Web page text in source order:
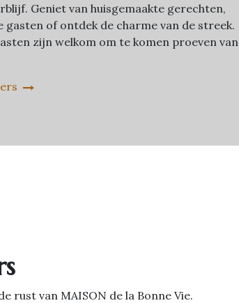
Geniet van huisgemaakte gerechten,
of ontdek de charme van de streek.
zijn welkom om te komen proeven van
rust van MAISON de la Bonne Vie.